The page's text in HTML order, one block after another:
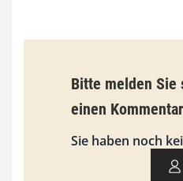
€
i
s
9
Bitte melden Sie
einen
Sie haben noch